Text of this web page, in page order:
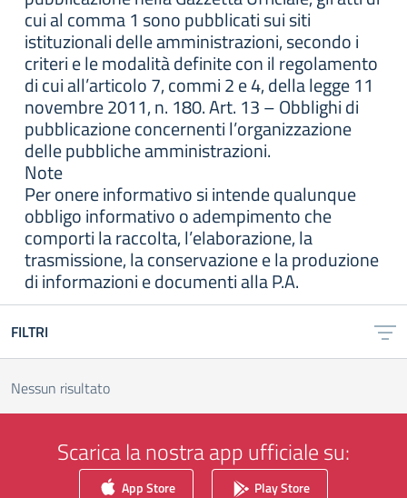
cui al comma 1 sono pubblicati sui siti
istituzionali delle amministrazioni, secondo i
criteri e le modalità definite con il regolamento
di cui all’articolo 7, commi 2 e 4, della legge 11
novembre 2011, n. 180. Art. 13 – Obblighi di
pubblicazione concernenti l’organizzazione
delle pubbliche amministrazioni.
Note
Per onere informativo si intende qualunque
obbligo informativo o adempimento che
comporti la raccolta, l’elaborazione, la
trasmissione, la conservazione e la produzione
di informazioni e documenti alla P.A.
FILTRI
Nessun risultato
Scarica la nostra app ufficiale su:
App Store Play Store